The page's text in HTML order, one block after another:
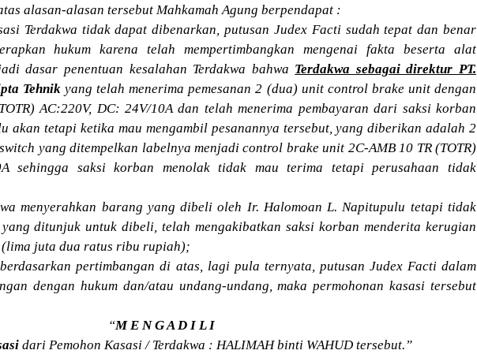
alasan-alasan tersebut Mahkamah Agung berpendapat :
Terdakwa tidak dapat dibenarkan, putusan Judex Facti sudah tepat dan benar
hukum karena telah mempertimbangkan mengenai fakta beserta alat
dasar penentuan kesalahan Terdakwa bahwa Terdakwa sebagai direktur PT.
Tehnik yang telah menerima pemesanan 2 (dua) unit control brake unit dengan
AC:220V, DC: 24V/10A dan telah menerima pembayaran dari saksi korban
akan tetapi ketika mau mengambil pesanannya tersebut, yang diberikan adalah 2
yang ditempelkan labelnya menjadi control brake unit 2C-AMB 10 TR (TOTR)
sehingga saksi korban menolak tidak mau terima tetapi perusahaan tidak
menyerahkan barang yang dibeli oleh Ir. Halomoan L. Napitupulu tetapi tidak
ditunjuk untuk dibeli, telah mengakibatkan saksi korban menderita kerugian
(lima juta dua ratus ribu rupiah);
pertimbangan di atas, lagi pula ternyata, putusan Judex Facti dalam
dengan hukum dan/atau undang-undang, maka permohonan kasasi tersebut
“M E N G A D I L I
dari Pemohon Kasasi / Terdakwa : HALIMAH binti WAHUD tersebut.”